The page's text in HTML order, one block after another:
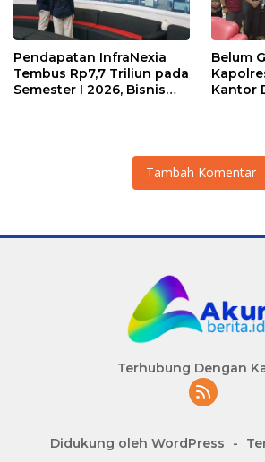
Pendapatan InfraNexia
Tembus Rp7,7 Triliun pada
Semester I 2026, Bisnis
Belum
Kantor
Tambah Komentar
Terhubung Dengan
Didukung oleh WordPress -